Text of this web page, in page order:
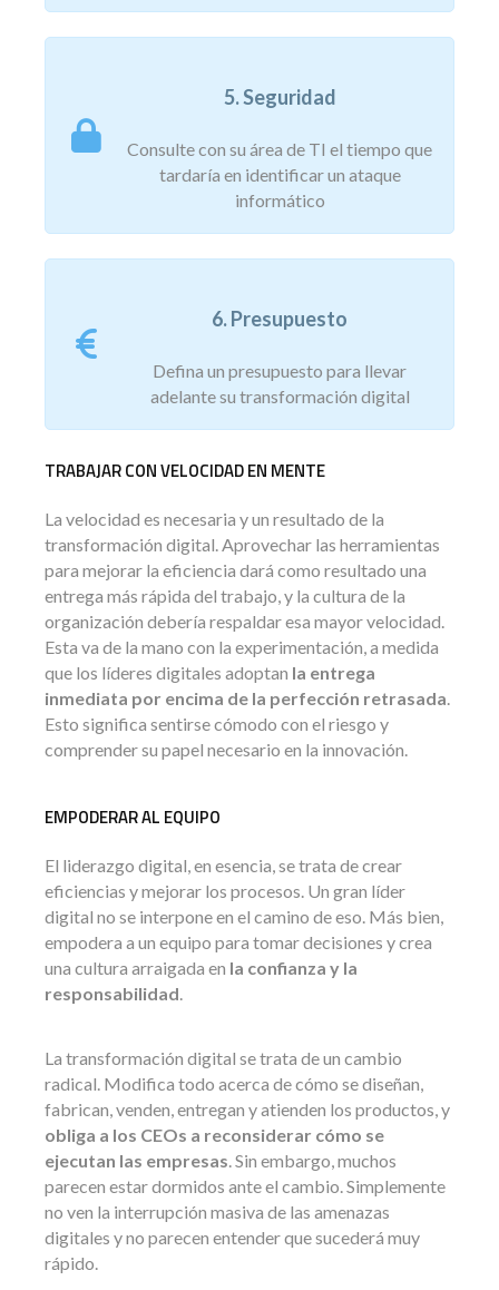
5. Seguridad
Consulte con su área de TI el tiempo que
tardaría en identificar un ataque
informático
6. Presupuesto
Defina un presupuesto para llevar
adelante su transformación digital
TRABAJAR CON VELOCIDAD EN MENTE
La velocidad es necesaria y un resultado de la
transformación digital. Aprovechar las herramientas
para mejorar la eficiencia dará como resultado una
entrega más rápida del trabajo, y la cultura de la
organización debería respaldar esa mayor velocidad.
Esta va de la mano con la experimentación, a medida
que los líderes digitales adoptan la entrega
inmediata por encima de la perfección retrasada.
Esto significa sentirse cómodo con el riesgo y
comprender su papel necesario en la innovación.
EMPODERAR AL EQUIPO
El liderazgo digital, en esencia, se trata de crear
eficiencias y mejorar los procesos. Un gran líder
digital no se interpone en el camino de eso. Más bien,
empodera a un equipo para tomar decisiones y crea
una cultura arraigada en la confianza y la
responsabilidad.
La transformación digital se trata de un cambio
radical. Modifica todo acerca de cómo se diseñan,
fabrican, venden, entregan y atienden los productos, y
obliga a los CEOs a reconsiderar cómo se
ejecutan las empresas. Sin embargo, muchos
parecen estar dormidos ante el cambio. Simplemente
no ven la interrupción masiva de las amenazas
digitales y no parecen entender que sucederá muy
rápido.